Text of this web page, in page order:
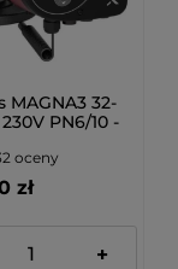
MAGNA3 32-
PN6/10 -
oceny
zł
+